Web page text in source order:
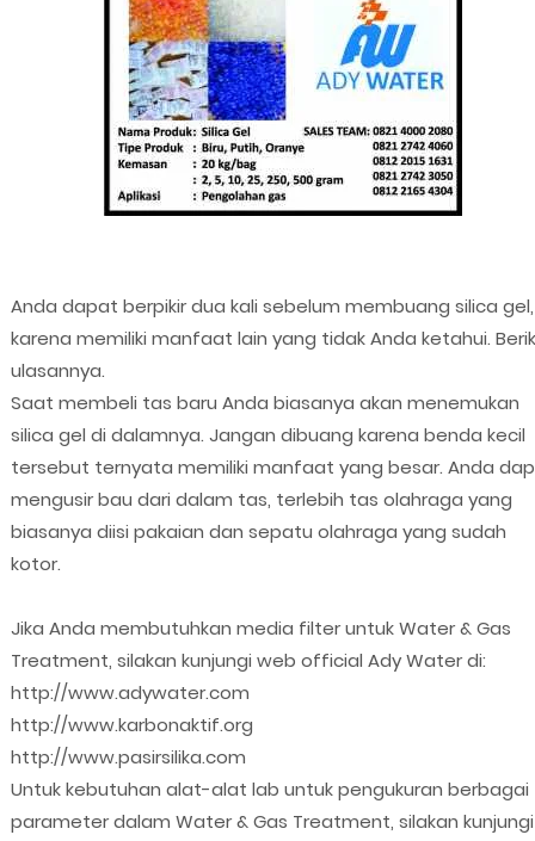
Anda dapat berpikir dua kali sebelum membuang silica gel,
karena memiliki manfaat lain yang tidak Anda ketahui.
ulasannya.
Saat membeli tas baru Anda biasanya akan menemukan
silica gel di dalamnya. Jangan dibuang karena benda kecil
tersebut ternyata memiliki manfaat yang besar. Anda
mengusir bau dari dalam tas, terlebih tas olahraga yang
biasanya diisi pakaian dan sepatu olahraga yang sudah
kotor.
Jika Anda membutuhkan media filter untuk Water & Gas
Treatment, silakan kunjungi web official Ady Water di:
http://www.adywater.com
http://www.karbonaktif.org
http://www.pasirsilika.com
Untuk kebutuhan alat-alat lab untuk pengukuran berbagai
parameter dalam Water & Gas Treatment, silakan kunjungi